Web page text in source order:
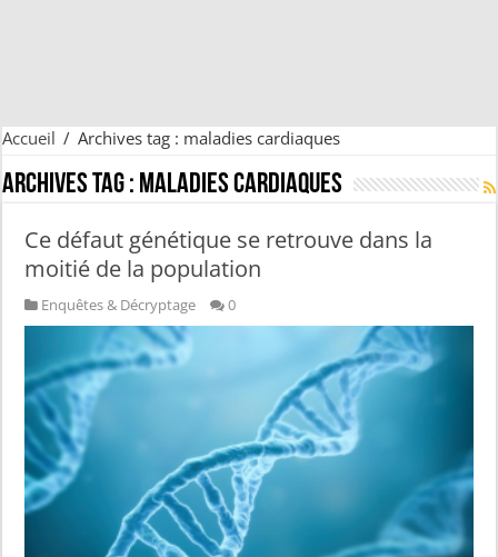
Accueil / Archives tag : maladies cardiaques
Archives tag : maladies cardiaques
Ce défaut génétique se retrouve dans la
moitié de la population
Enquêtes & Décryptage 0